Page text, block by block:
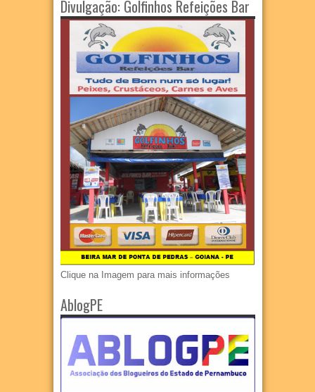
Divulgação: Golfinhos Refeições Bar
Clique na Imagem para mais informações
AblogPE